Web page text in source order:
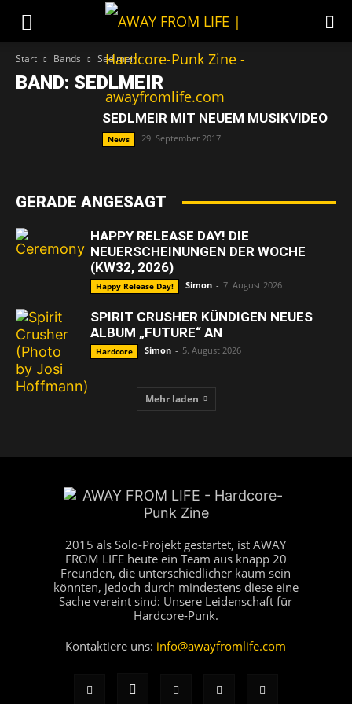
Start Bands Sedlmeir
BAND: SEDLMEIR
SEDLMEIR MIT NEUEM MUSIKVIDEO
News 29. September 2017
GERADE ANGESAGT
HAPPY RELEASE DAY! DIE
NEUERSCHEINUNGEN DER WOCHE
(KW32, 2026)
Happy Release Day! Simon - 7. August 2026
SPIRIT CRUSHER KÜNDIGEN NEUES
ALBUM „FUTURE“ AN
Hardcore Simon - 5. August 2026
Mehr laden
2015 als Solo-Projekt gestartet, ist AWAY
FROM LIFE heute ein Team aus knapp 20
Freunden, die unterschiedlicher kaum sein
könnten, jedoch durch mindestens diese eine
Sache vereint sind: Unsere Leidenschaft für
Hardcore-Punk.
Kontaktiere uns: info@awayfromlife.com